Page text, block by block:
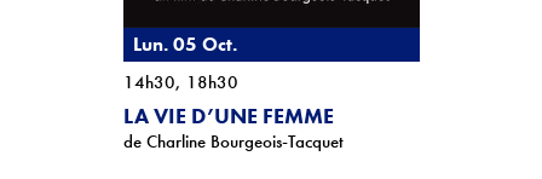
Lun. 05 Oct.
14h30, 18h30
LA VIE D’UNE FEMME
de Charline Bourgeois-Tacquet